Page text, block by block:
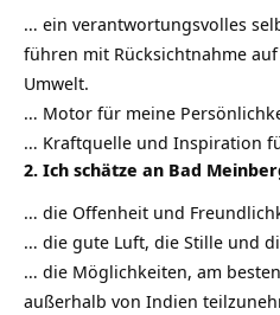
… ein verantwortungsvolles
führen mit Rücksichtnahme
Umwelt.
… Motor für meine
… Kraftquelle und Inspiration
2. Ich schätze an Bad
… die Offenheit und
… die gute Luft, die Stille und
… die Möglichkeiten, am
außerhalb von Indien